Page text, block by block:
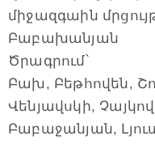
միջազգաին
Բաբախանյան
Ծրագրում՝
Բախ, Բեթհովեն,
Վենյավսկի,
Բաբաջանյան,